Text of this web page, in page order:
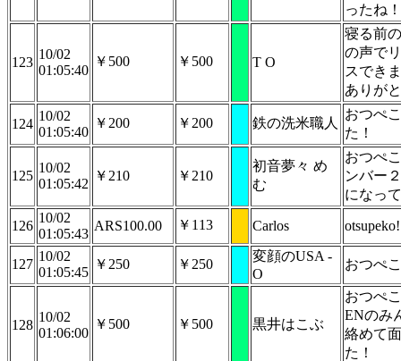
ったね！
123
10/02
01:05:40
￥500 ￥500 T O
寝る前
の声で
スでき
ありが
124
10/02
01:05:40
￥200 ￥200 鉄の洗米職人
おつぺ
た！
125
10/02
01:05:42
￥210 ￥210
初音夢々 め
む
おつぺ
ンバー
になっ
126
10/02
01:05:43
ARS100.00 ￥113 Carlos otsupeko!
127
10/02
01:05:45
￥250 ￥250
変顔のUSA -
O
おつぺ
128
10/02
01:06:00
￥500 ￥500 黒井はこぶ
おつぺ
ENのみ
絡めて
た！